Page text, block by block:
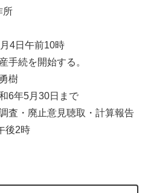
所
4日午前10時
続を開始する。
樹
6年5月30日まで
査・廃止意見聴取・計算報告
後2時